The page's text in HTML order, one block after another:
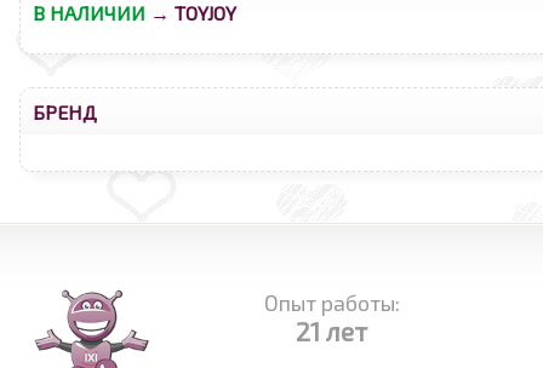
В НАЛИЧИИ → TOYJOY
БРЕНД
Опыт работы:
21 лет